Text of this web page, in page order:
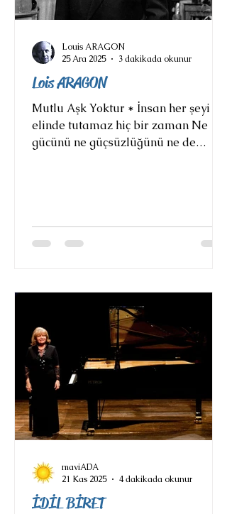
Lois ARAGON
Mutlu Aşk Yoktur * İnsan her şeyi
elinde tutamaz hiç bir zaman Ne
gücünü ne güçsüzlüğünü ne de
her an Mutlu aşk yoktur Hayatı bu
silahsız askerlere benzer Bir başka
Onlar ki akşamları aylak kararsız
insan Söyle bunları Hayatım ve
bunca gözyaşı yeter Mutlu aşk
yoktur
Louis ARAGON
25 Ara 2025
3 dakikada okunur
İDİL BİRET
maviADA
21 Kas 2025
4 dakikada okunur